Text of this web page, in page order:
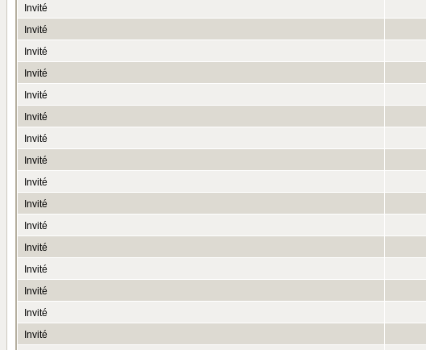
Invité
Invité
Invité
Invité
Invité
Invité
Invité
Invité
Invité
Invité
Invité
Invité
Invité
Invité
Invité
Invité